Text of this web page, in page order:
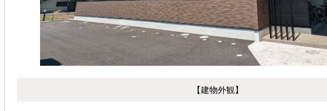
【建物外観】